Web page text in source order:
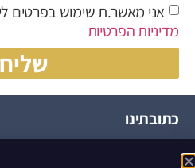
אני מאשר.ת שימוש בפרטים
מדיניות הפרטיות
כתובתינו